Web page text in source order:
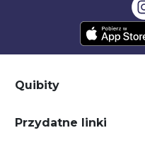
Quibity
Przydatne linki